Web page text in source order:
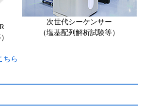
次世代シーケンサー
（塩基配列解析試験等）
ちら